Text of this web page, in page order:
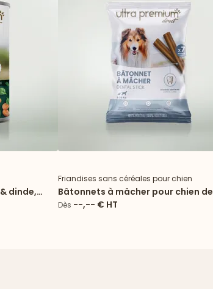
dinde,
Friandises sans céréales pour chien
Bâtonnets à mâcher pour chien de
moins 25 kg
Dès --,-- € HT